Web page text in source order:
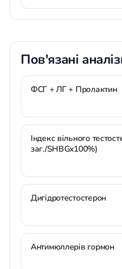
Пов'язані
ФСГ + ЛГ + Пролактин
Індекс вільного
заг./SHBGx100%)
Дигідротестостерон
Антимюллерів гормон